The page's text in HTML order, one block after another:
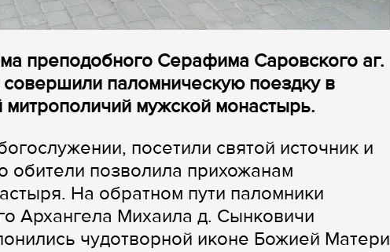
преподобного Серафима Саровского аг.
паломническую поездку в
мужской монастырь.
посетили святой источник и
обители позволила прихожанам
На обратном пути паломники
Архангела Михаила д. Сынковичи
чудотворной иконе Божией Матери